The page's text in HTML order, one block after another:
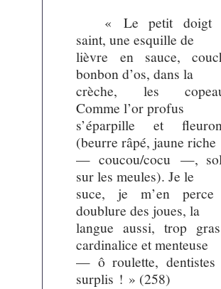
« Le petit doigt
saint, une esquille de
lièvre en sauce,
bonbon d’os, dans la
crèche, les
Comme l’or profus
s’éparpille et
(beurre râpé, jaune riche
— coucou/cocu —,
sur les meules). Je le
suce, je m’en
doublure des joues, la
langue aussi, trop
cardinalice et menteuse
— ô roulette, dentistes
surplis ! » (258)